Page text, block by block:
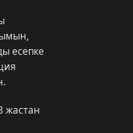
есепке
жастан